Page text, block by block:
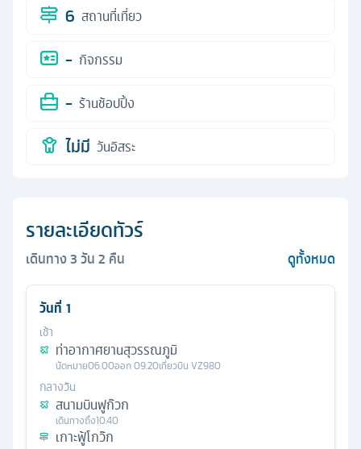
6 สถานที่เที่ยว
- กิจกรรม
- ร้านช้อปปิ้ง
ไม่มี วันอิสระ
รายละเอียดทัวร์
เดินทาง3วัน2 คืน ดูทั้งหมด
วันที่ 1
เช้า
ท่าอากาศยานสุวรรณภูมิ
นัดหมาย06.00ออก09.20เที่ยวบิน VZ980
กลางวัน
สนามบินฟูก๊วก
เดินทางถึง10.40
เกาะฟู้โกว๊ก